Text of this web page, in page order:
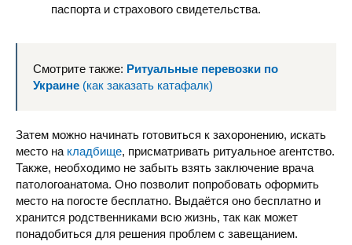
паспорта и страхового свидетельства.
Смотрите также: Ритуальные перевозки по
Украине (как заказать катафалк)
Затем можно начинать готовиться к захоронению, искать
место на кладбище, присматривать ритуальное агентство.
Также, необходимо не забыть взять заключение врача
патологоанатома. Оно позволит попробовать оформить
место на погосте бесплатно. Выдаётся оно бесплатно и
хранится родственниками всю жизнь, так как может
понадобиться для решения проблем с завещанием.